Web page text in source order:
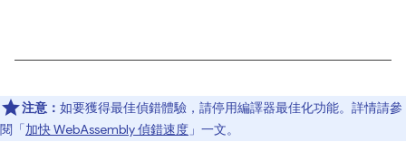
注意： 如要獲得最佳偵錯體驗，請停用編譯器最佳化功能。詳情請參
閱「加快 WebAssembly 偵錯速度 」一文。